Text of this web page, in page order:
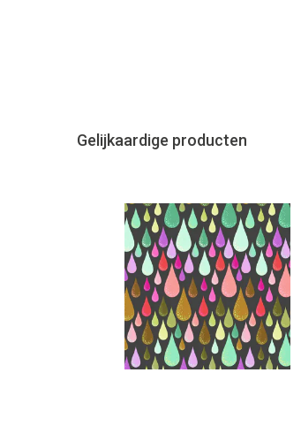
Gelijkaardige producten